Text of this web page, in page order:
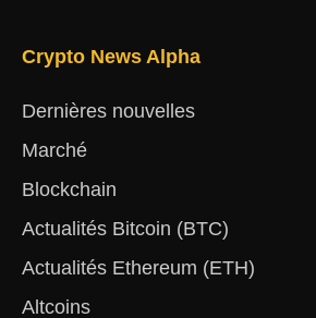
Crypto News Alpha
Dernières nouvelles
Marché
Blockchain
Actualités Bitcoin (BTC)
Actualités Ethereum (ETH)
Altcoins